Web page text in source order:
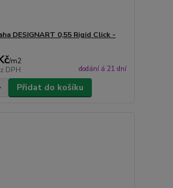
DESIGNART 0,55 Rigid Click -
/m2
DPH dodání á 21 dní
Přidat do košíku